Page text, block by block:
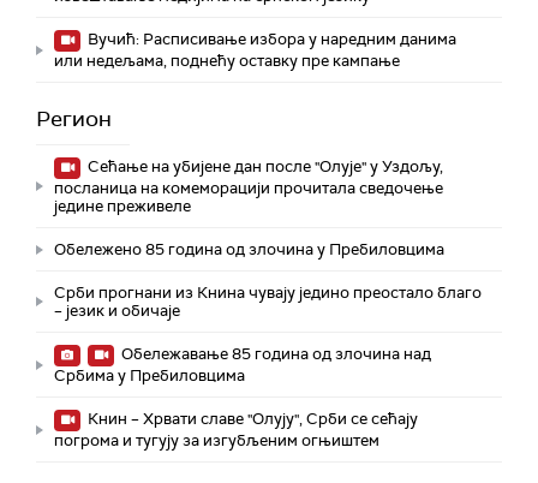
Вучић: Расписивање избора у наредним данима
или недељама, поднећу оставку пре кампање
Регион
Сећање на убијене дан после "Олује" у Уздољу,
посланица на комеморацији прочитала сведочење
једине преживеле
Обележено 85 година од злочина у Пребиловцима
Срби прогнани из Книна чувају једино преостало благо
– језик и обичаје
Обележавање 85 година од злочина над
Србима у Пребиловцима
Книн – Хрвати славе "Олују", Срби се сећају
погрома и тугују за изгубљеним огњиштем